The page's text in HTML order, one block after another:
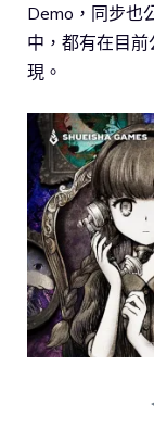
Demo，同步也
中，都有在目
現。